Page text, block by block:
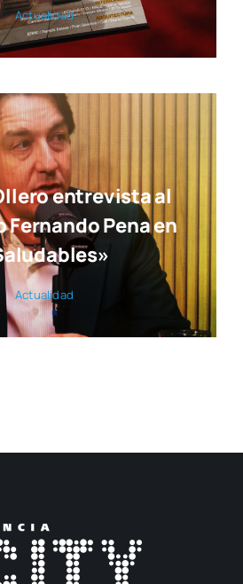
Actua­li­dad
entrevista al
Pena en
Actua­li­dad